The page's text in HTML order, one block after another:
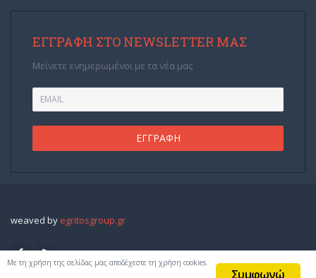
ΕΓΓΡΑΦΉ ΣΤΟ NEWSLETTER ΜΑΣ
Μείνετε ενημερωμένοι με τα νέα μας
weaved by egritosgroup.gr
Συμφωνώ
Με τη χρήση της σελίδας μας αποδέχεστε τη χρήση cookies.